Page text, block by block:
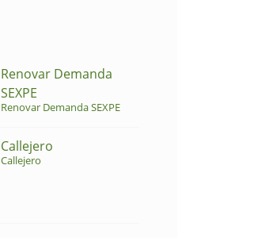
Renovar Demanda
SEXPE
Renovar Demanda SEXPE
Callejero
Callejero